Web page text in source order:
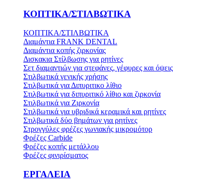
ΚΟΠΤΙΚΑ/ΣΤΙΛΒΩΤΙΚΑ
ΚΟΠΤΙΚΑ/ΣΤΙΛΒΩΤΙΚΑ
Διαμάντια FRANK DENTAL
Διαμάντια κοπής ζιρκονίας
Δισκακια Στίλβωσης για ρητίνες
Σετ διαμαντιών για στεφάνες, γέφυρες και όψεις
Στιλβωτικά γενικής χρήσης
Στιλβωτικά για Διπυριτικο λίθιο
Στιλβωτικά για διπυριτικό λίθιο και ζιρκονία
Στιλβωτικά για Ζιρκονία
Στιλβωτικά για υβριδικά κεραμικά και ρητίνες
Στιλβωτικά δύο βημάτων για ρητίνες
Στρογγύλες φρέζες γωνιακής μικρομότορ
Φρέζες Carbide
Φρέζες κοπής μετάλλου
Φρέζες φινιρίσματος
ΕΡΓΑΛΕΙΑ